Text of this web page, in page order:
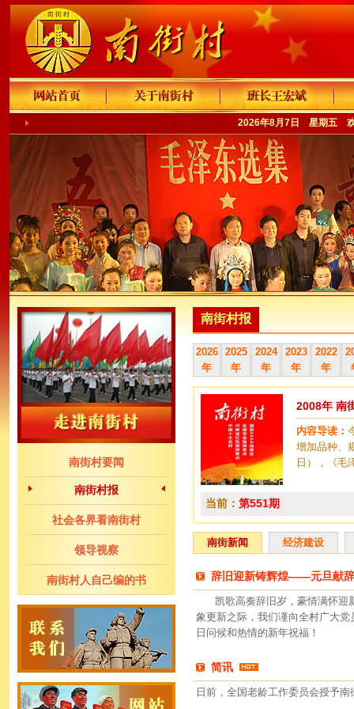
2026年8月7日 星期五
南街村要闻
南街村报
社会各界看南街村
领导视察
南街村人自己编的书
南街村报
2026
年
2025
年
2024
年
2023
年
2022
年
2008年 南
内容导读：
增加品种、
日），《毛
当前： 第551期
南街新闻 经济建设
辞旧迎新铸辉煌——元旦献辞
凯歌高奏辞旧岁，豪情满怀迎新
象更新之际，我们谨向全村广大
日问候和热情的新年祝福！
简讯
日前，全国老龄工作委员会授予